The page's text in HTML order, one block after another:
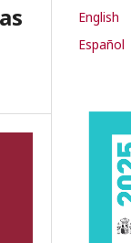
English
Español